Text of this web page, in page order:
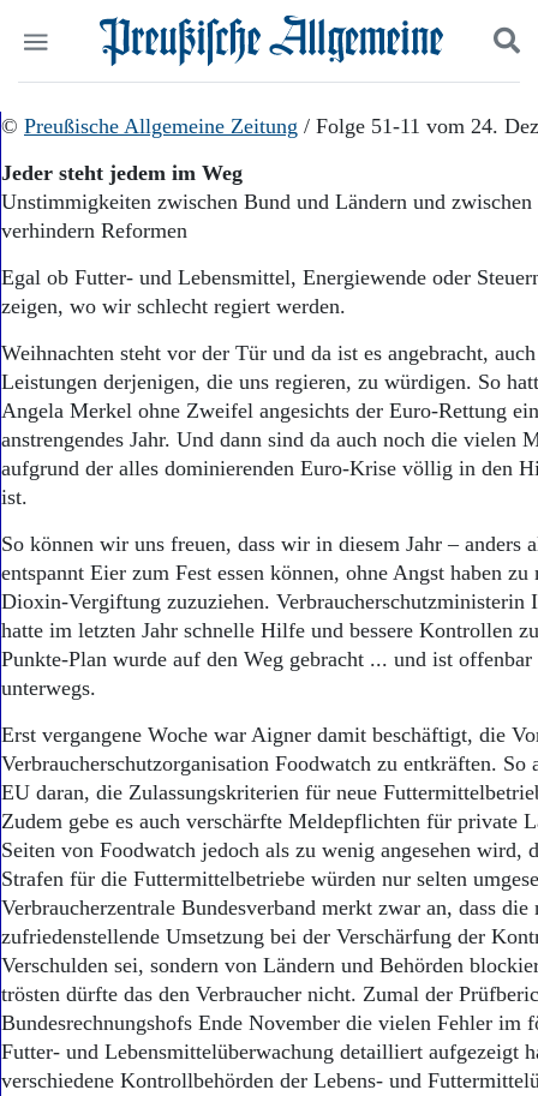
Aktuelle Ausgabe
Abonnenten-Login
Abonnent werden
Abo Prämien
Archiv
Mediadaten
Politik
Wirtschaft
Panorama
Geschichte
Ostpreußen
Berlin-Brandenburg
Schlesien
Danzig und Westpreußen
Bücher
Impressum
Datenschutz
Suchen und finden
© Preußische Allgemeine Zeitung / Folge 51-11 vom 24.
Jeder steht jedem im Weg
Unstimmigkeiten zwischen Bund und Ländern und
verhindern Reformen
Egal ob Futter- und Lebensmittel, Energiewende oder
zeigen, wo wir schlecht regiert werden.
Weihnachten steht vor der Tür und da ist es angebracht,
Leistungen derjenigen, die uns regieren, zu würdigen. So
Angela Merkel ohne Zweifel angesichts der Euro-Rettung
anstrengendes Jahr. Und dann sind da auch noch die vielen
aufgrund der alles dominierenden Euro-Krise völlig in den
ist.
So können wir uns freuen, dass wir in diesem Jahr – anders
entspannt Eier zum Fest essen können, ohne Angst haben zu
Dioxin-Vergiftung zuzuziehen. Verbraucherschutzministerin
hatte im letzten Jahr schnelle Hilfe und bessere Kontrollen
Punkte-Plan wurde auf den Weg gebracht ... und ist
unterwegs.
Erst vergangene Woche war Aigner damit beschäftigt, die
Verbraucherschutzorganisation Foodwatch zu entkräften. So
EU daran, die Zulassungskriterien für neue
Zudem gebe es auch verschärfte Meldepflichten für private
Seiten von Foodwatch jedoch als zu wenig angesehen wird,
Strafen für die Futtermittelbetriebe würden nur selten
Verbraucherzentrale Bundesverband merkt zwar an, dass die
zufriedenstellende Umsetzung bei der Verschärfung der
Verschulden sei, sondern von Ländern und Behörden
trösten dürfte das den Verbraucher nicht. Zumal der
Bundesrechnungshofs Ende November die vielen Fehler im
Futter- und Lebensmittelüberwachung detailliert aufgezeigt
verschiedene Kontrollbehörden der Lebens- und